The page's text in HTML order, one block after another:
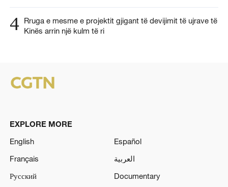
4 Rruga e mesme e projektit gjigant të devijimit të ujrave të
Kinës arrin një kulm të ri
EXPLORE MORE
English
Español
Français
العربية
Русский
Documentary